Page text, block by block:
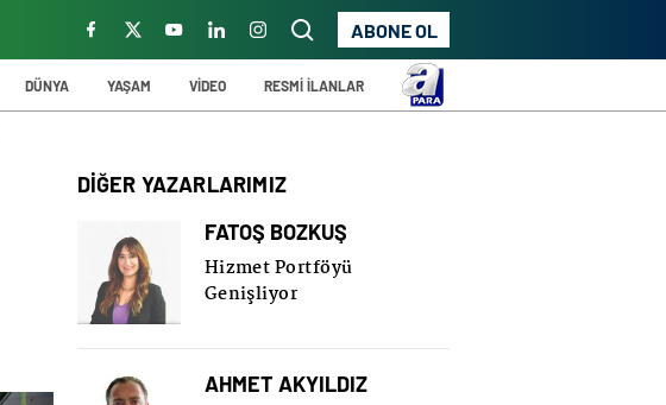
ABONE OL
DÜNYA YAŞAM VİDEO RESMİ İLANLAR
DİĞER YAZARLARIMIZ
FATOŞ BOZKUŞ
Hizmet Portföyü
Genişliyor
AHMET AKYILDIZ